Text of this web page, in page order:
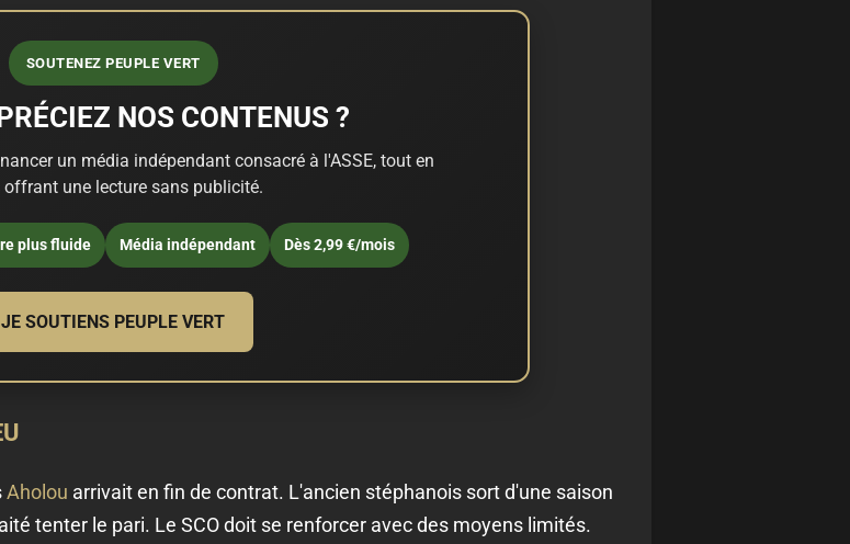
SOUTENEZ PEUPLE VERT
NOS CONTENUS ?
un média indépendant consacré à l'ASSE, tout en
offrant une lecture sans publicité.
plus fluide Média indépendant Dès 2,99 €/mois
JE SOUTIENS PEUPLE VERT
Aholou arrivait en fin de contrat. L'ancien stéphanois sort d'une saison
tenter le pari. Le SCO doit se renforcer avec des moyens limités.